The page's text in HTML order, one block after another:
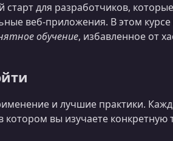
для разработчиков,
веб‑приложения. В этом
обучение, избавленное от
и лучшие практики.
вы изучаете конкретную